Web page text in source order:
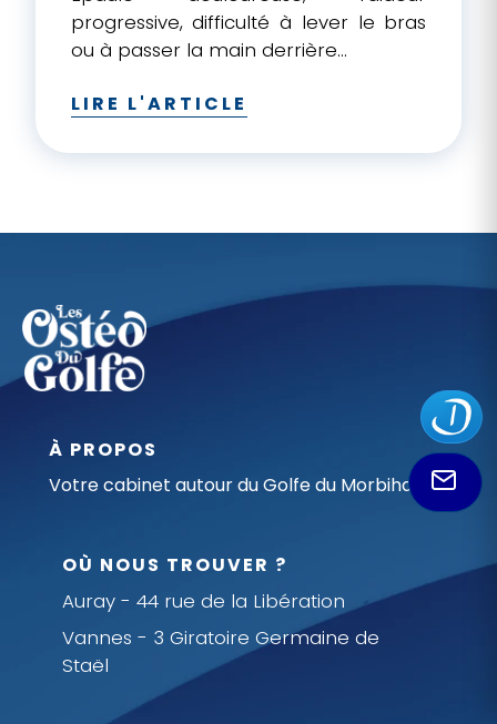
progressive, difficulté à lever le bras
ou à passer la main derrière...
LIRE L'ARTICLE
À PROPOS
Votre cabinet autour du Golfe du Morbihan
OÙ NOUS TROUVER ?
Auray - 44 rue de la Libération
Vannes - 3 Giratoire Germaine de
Staël